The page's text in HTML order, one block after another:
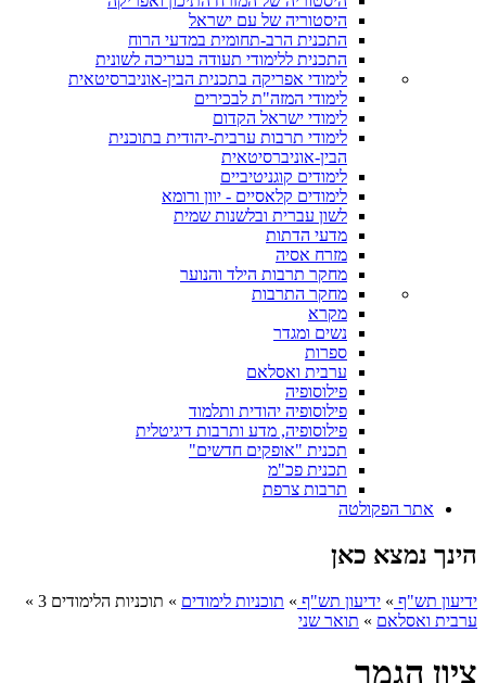
היסטוריה של עם ישראל
התכנית הרב-תחומית במדעי הרוח
התכנית ללימודי תעודה בעריכה לשונית
לימודי אפריקה בתכנית הבין-אוניברסיטאית
לימודי המזה"ת לבכירים
לימודי ישראל הקדום
לימודי תרבות ערבית-יהודית בתוכנית
הבין-אוניברסיטאית
לימודים קוגניטיביים
לימודים קלאסיים - יוון ורומא
לשון עברית ובלשנות שמית
מדעי הדתות
מזרח אסיה
מחקר תרבות הילד והנוער
מחקר התרבות
מקרא
נשים ומגדר
ספרות
ערבית ואסלאם
פילוסופיה
פילוסופיה יהודית ותלמוד
פילוסופיה, מדע ותרבות דיגיטלית
תכנית "אופקים חדשים"
תכנית פכ"מ
תרבות צרפת
אתר הפקולטה
הינך נמצא כאן
ידיעון תש"ף » ידיעון תש"ף » תוכניות לימודים » תוכניות הלימודים 3
»
ערבית ואסלאם » תואר שני
ציון הגמר